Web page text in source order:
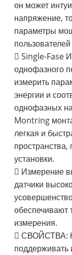
он может
напряжение,
параметры
 Single-Fase
однофазного
измерить
энергии и
однофазных
Montring
легкая и
установки.
 Измерение
датчики
обеспечивают
измерения.
 СВОЙСТВА:
поддерживать